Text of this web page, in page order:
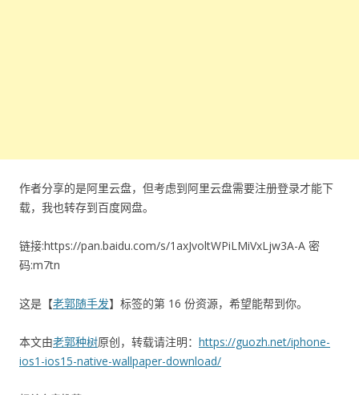
作者分享的是阿里云盘，但考虑到阿里云盘需要注册登录才能下
载，我也转存到百度网盘。
链接:https://pan.baidu.com/s/1axJvoltWPiLMiVxLjw3A-A 密
码:m7tn
这是【老郭随手发】标签的第 16 份资源，希望能帮到你。
本文由老郭种树原创，转载请注明： https://guozh.net/iphone-
ios1-ios15-native-wallpaper-download/